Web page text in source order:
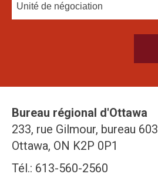
Unité de négociation
Bureau régional d'Ottawa
233, rue Gilmour, bureau 603
Ottawa, ON K2P 0P1
Tél.: 613-560-2560